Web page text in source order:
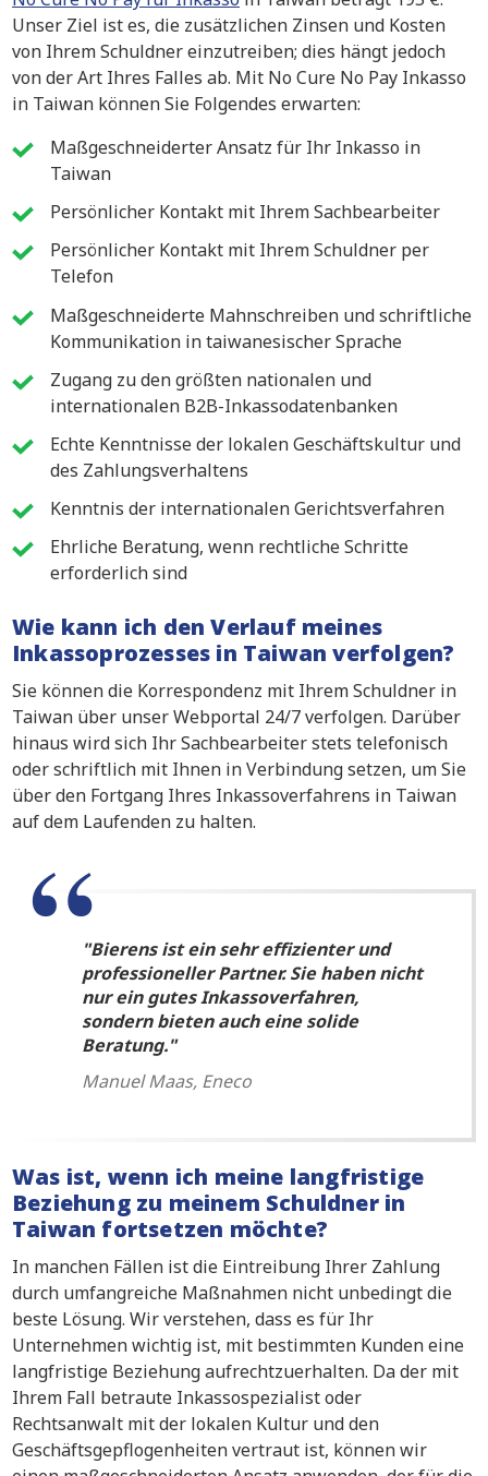
Unser Ziel ist es, die zusätzlichen Zinsen und Kosten
von Ihrem Schuldner einzutreiben; dies hängt jedoch
von der Art Ihres Falles ab. Mit No Cure No Pay Inkasso
in Taiwan können Sie Folgendes erwarten:
Maßgeschneiderter Ansatz für Ihr Inkasso in
Taiwan
Persönlicher Kontakt mit Ihrem Sachbearbeiter
Persönlicher Kontakt mit Ihrem Schuldner per
Telefon
Maßgeschneiderte Mahnschreiben und schriftliche
Kommunikation in taiwanesischer Sprache
Zugang zu den größten nationalen und
internationalen B2B-Inkassodatenbanken
Echte Kenntnisse der lokalen Geschäftskultur und
des Zahlungsverhaltens
Kenntnis der internationalen Gerichtsverfahren
Ehrliche Beratung, wenn rechtliche Schritte
erforderlich sind
Wie kann ich den Verlauf meines
Inkassoprozesses in Taiwan verfolgen?
Sie können die Korrespondenz mit Ihrem Schuldner in
Taiwan über unser Webportal 24/7 verfolgen. Darüber
hinaus wird sich Ihr Sachbearbeiter stets telefonisch
oder schriftlich mit Ihnen in Verbindung setzen, um Sie
über den Fortgang Ihres Inkassoverfahrens in Taiwan
auf dem Laufenden zu halten.
Bierens ist ein sehr effizienter und
professioneller Partner. Sie haben nicht
nur ein gutes Inkassoverfahren,
sondern bieten auch eine solide
Beratung.
Manuel Maas, Eneco
Was ist, wenn ich meine langfristige
Beziehung zu meinem Schuldner in
Taiwan fortsetzen möchte?
In manchen Fällen ist die Eintreibung Ihrer Zahlung
durch umfangreiche Maßnahmen nicht unbedingt die
beste Lösung. Wir verstehen, dass es für Ihr
Unternehmen wichtig ist, mit bestimmten Kunden eine
langfristige Beziehung aufrechtzuerhalten. Da der mit
Ihrem Fall betraute Inkassospezialist oder
Rechtsanwalt mit der lokalen Kultur und den
Geschäftsgepflogenheiten vertraut ist, können wir